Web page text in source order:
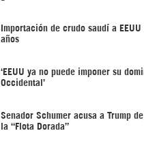
Importación de crudo saudí a
años
‘EEUU ya no puede imponer su
Occidental’
Senador Schumer acusa a Trump
la “Flota Dorada”